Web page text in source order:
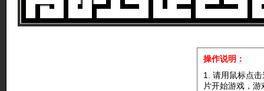
操作说明：
1. 请用鼠标点击
片开始游戏，